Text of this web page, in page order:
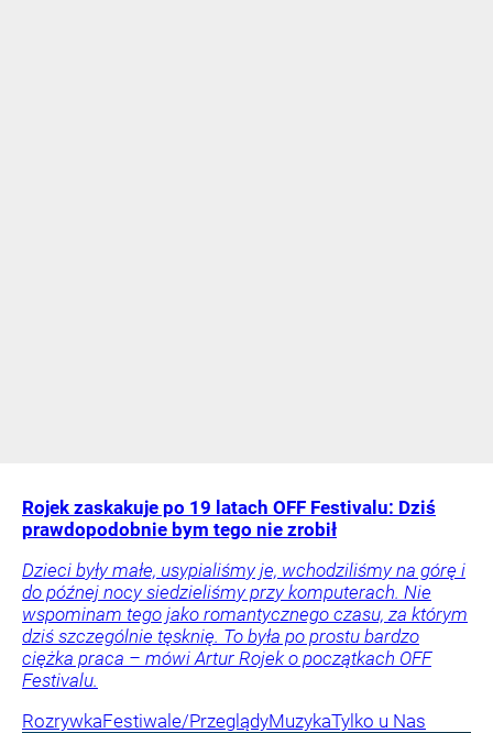
Rojek zaskakuje po 19 latach OFF Festivalu: Dziś
prawdopodobnie bym tego nie zrobił
Dzieci były małe, usypialiśmy je, wchodziliśmy na górę i
do późnej nocy siedzieliśmy przy komputerach. Nie
wspominam tego jako romantycznego czasu, za którym
dziś szczególnie tęsknię. To była po prostu bardzo
ciężka praca – mówi Artur Rojek o początkach OFF
Festivalu.
RozrywkaFestiwale/PrzeglądyMuzykaTylko u Nas